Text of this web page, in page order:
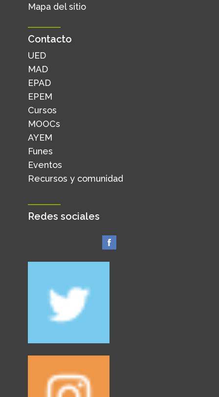
Mapa del sitio
Contacto
UED
MAD
EPAD
EPEM
Cursos
MOOCs
AYEM
Funes
Eventos
Recursos y comunidad
Redes sociales